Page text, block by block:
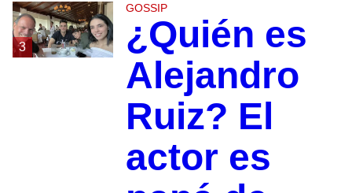
3
GOSSIP
¿Quién es
Alejandro
Ruiz? El
actor es